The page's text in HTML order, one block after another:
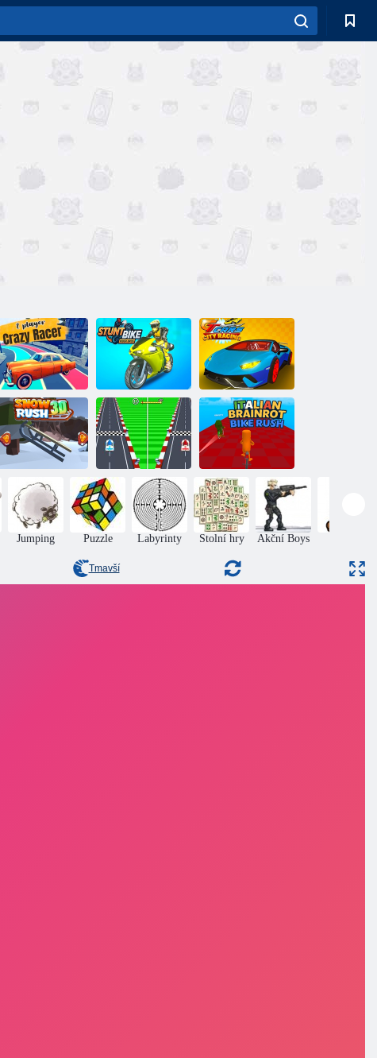
Crazy Racer pro
2 hráče
Bratři kaskadéři
na motocyklech
Městské závody
s vozy GT
Sněhová
horečka 3d
Battle of
Sticmen 1-4 hráč
Italský Braynrot:
průlom na kole
Jumping Puzzle Labyrinty Stolní hry Akční Boys
Tmavší